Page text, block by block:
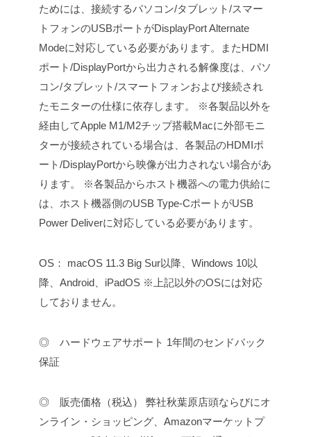
ためには、接続するパソコン/タブレット/スマー
トフォンのUSBポートがDisplayPort Alternate
Modeに対応している必要があります。またHDMI
ポート/DisplayPortから出力される解像度は、パソ
コン/タブレット/スマートフォンおよび接続され
たモニターの仕様に依存します。
※各製品以外を
経由してApple M1/M2チップ搭載Macに外部モニ
ターが接続されている場合は、各製品のHDMIポ
ート/DisplayPortから映像が出力されない場合があ
ります。
※各製品からホスト機器への電力供給に
は、ホスト機器側のUSB Type-CポートがUSB
Power Deliverに対応している必要があります。
OS：
macOS 11.3 Big Sur以降、Windows 10以
降、Android、iPadOS ※上記以外のOSには対応
しておりません。
◎ ハードウェアサポート 1年間のセンドバック
保証
◎ 販売価格（税込）
弊社秋葉原店頭ならびにオ
ンライン・ショッピング、Amazonマーケットプ